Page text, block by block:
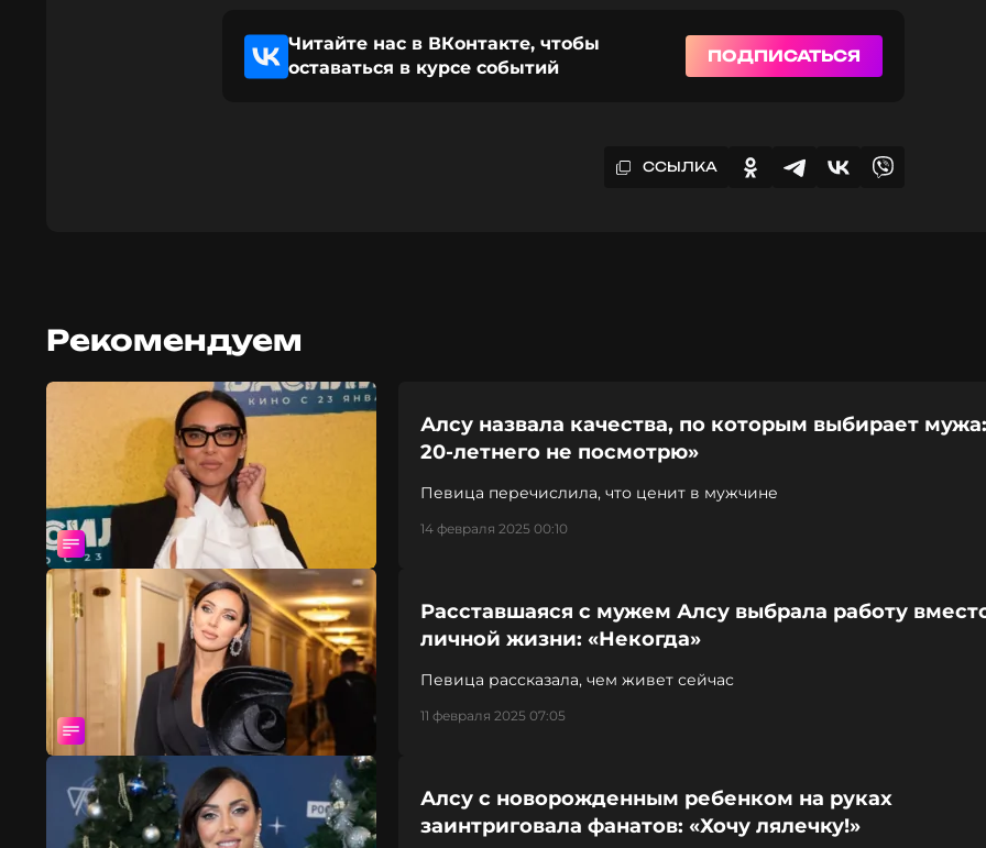
Читайте нас в ВКонтакте, чтобы
оставаться в курсе событий
ПОДПИСАТЬСЯ
ССЫЛКА
Рекомендуем
Алсу назвала качества, по которым выбирает
20-летнего не посмотрю»
Певица перечислила, что ценит в мужчине
14 февраля 2025 00:10
Расставшаяся с мужем Алсу выбрала работу
личной жизни: «Некогда»
Певица рассказала, чем живет сейчас
11 февраля 2025 07:05
Алсу с новорожденным ребенком на руках
заинтриговала фанатов: «Хочу лялечку!»